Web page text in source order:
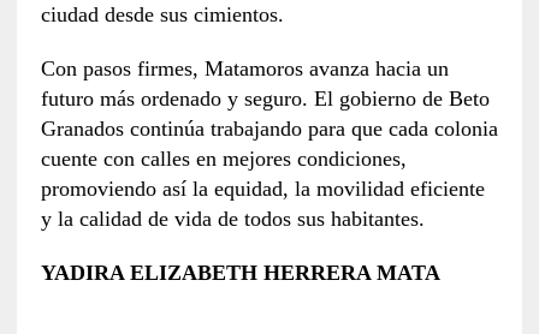
ciudad desde sus cimientos.
Con pasos firmes, Matamoros avanza hacia un
futuro más ordenado y seguro. El gobierno de Beto
Granados continúa trabajando para que cada colonia
cuente con calles en mejores condiciones,
promoviendo así la equidad, la movilidad eficiente
y la calidad de vida de todos sus habitantes.
YADIRA ELIZABETH HERRERA MATA